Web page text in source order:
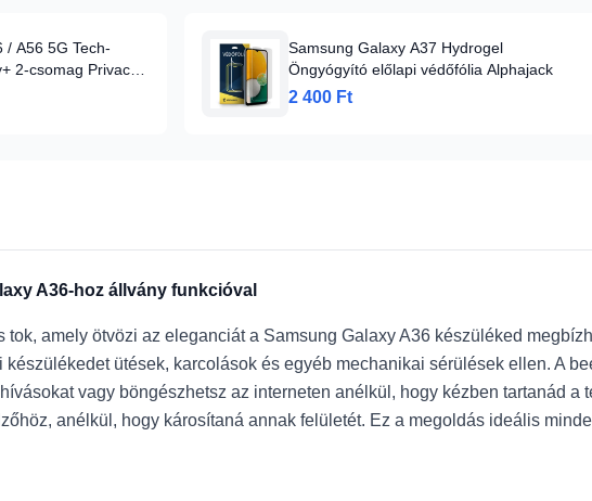
/ A56 5G Tech-
2-csomag Privacy
Samsung Galaxy A37 Hydrogel
Öngyógyító előlapi védőfólia Alphajack
2 400 Ft
A36-hoz állvány funkcióval
amely ötvözi az eleganciát a Samsung Galaxy A36 készüléked
ütések, karcolások és egyéb mechanikai sérülések ellen. A
vagy böngészhetsz az interneten anélkül, hogy kézben tartanád a
anélkül, hogy károsítaná annak felületét. Ez a megoldás ideális